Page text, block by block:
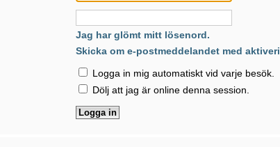
Jag har glömt mitt lösenord.
Skicka om e-postmeddelandet med
Logga in mig automatiskt vid varje besök.
Dölj att jag är online denna session.